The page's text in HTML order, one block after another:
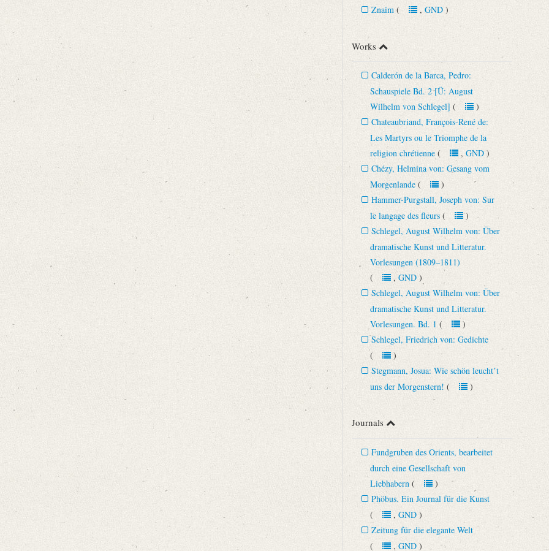
Znaim (, GND)
Works
Calderón de la Barca, Pedro:
Schauspiele Bd. 2 [Ü: August
Wilhelm von Schlegel] ()
Chateaubriand, François-René de:
Les Martyrs ou le Triomphe de la
religion chrétienne (, GND)
Chézy, Helmina von: Gesang vom
Morgenlande ()
Hammer-Purgstall, Joseph von: Sur
le langage des fleurs ()
Schlegel, August Wilhelm von: Über
dramatische Kunst und Litteratur.
Vorlesungen (1809–1811)
(, GND)
Schlegel, August Wilhelm von: Über
dramatische Kunst und Litteratur.
Vorlesungen. Bd. 1 ()
Schlegel, Friedrich von: Gedichte
()
Stegmann, Josua: Wie schön leuchtʼt
uns der Morgenstern! ()
Journals
Fundgruben des Orients, bearbeitet
durch eine Gesellschaft von
Liebhabern ()
Phöbus. Ein Journal für die Kunst
(, GND)
Zeitung für die elegante Welt
(, GND)